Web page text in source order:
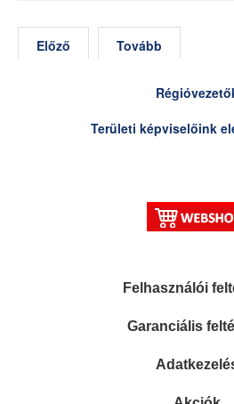
Előző Tovább
Területi képviselőink
Felhasználói
Garanciális